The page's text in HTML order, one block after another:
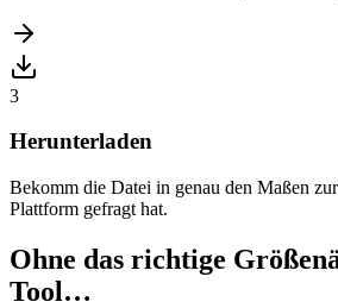
3
Herunterladen
Bekomm die Datei in genau den Maßen
Plattform gefragt hat.
Ohne das richtige
Tool…